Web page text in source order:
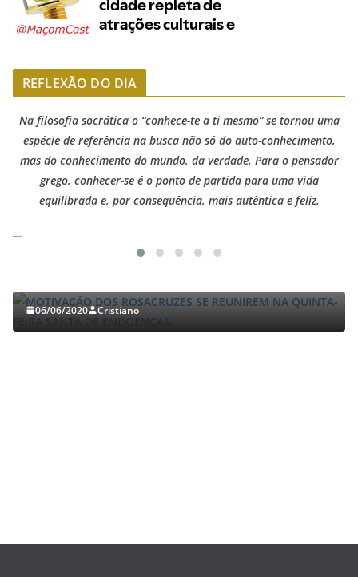
REFLEXÃO DO DIA
Na filosofia socrática o “conhece-te a ti mesmo” se tornou uma
espécie de referência na busca não só do auto-conhecimento,
mas do conhecimento do mundo, da verdade. Para o pensador
grego, conhecer-se é o ponto de partida para uma vida
equilibrada e, por consequência, mais autêntica e feliz.
06/06/2020 Cristiano